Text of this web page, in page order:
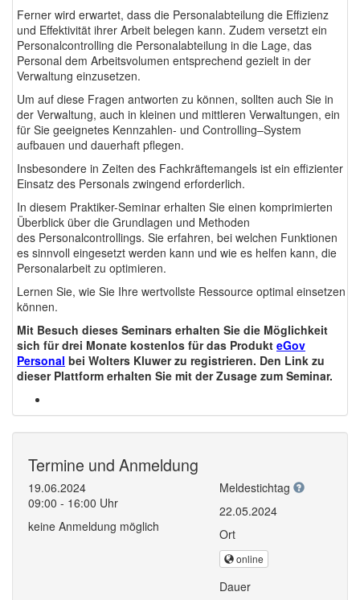
Ferner wird erwartet, dass die Personalabteilung die Effizienz
und Effektivität ihrer Arbeit belegen kann. Zudem versetzt ein
Personalcontrolling die Personalabteilung in die Lage, das
Personal dem Arbeitsvolumen entsprechend gezielt in der
Verwaltung einzusetzen.
Um auf diese Fragen antworten zu können, sollten auch Sie in
der Verwaltung, auch in kleinen und mittleren Verwaltungen, ein
für Sie geeignetes Kennzahlen- und Controlling–System
aufbauen und dauerhaft pflegen.
Insbesondere in Zeiten des Fachkräftemangels ist ein effizienter
Einsatz des Personals zwingend erforderlich.
In diesem Praktiker-Seminar erhalten Sie einen komprimierten
Überblick über die Grundlagen und Methoden
des Personalcontrollings. Sie erfahren, bei welchen Funktionen
es sinnvoll eingesetzt werden kann und wie es helfen kann, die
Personalarbeit zu optimieren.
Lernen Sie, wie Sie Ihre wertvollste Ressource optimal einsetzen
können.
Mit Besuch dieses Seminars erhalten Sie die Möglichkeit
sich für drei Monate kostenlos für das Produkt eGov
Personal bei Wolters Kluwer zu registrieren. Den Link zu
dieser Plattform erhalten Sie mit der Zusage zum Seminar.
Termine und Anmeldung
19.06.2024
09:00 - 16:00 Uhr
keine Anmeldung möglich
Meldestichtag
22.05.2024
Ort
online
Dauer